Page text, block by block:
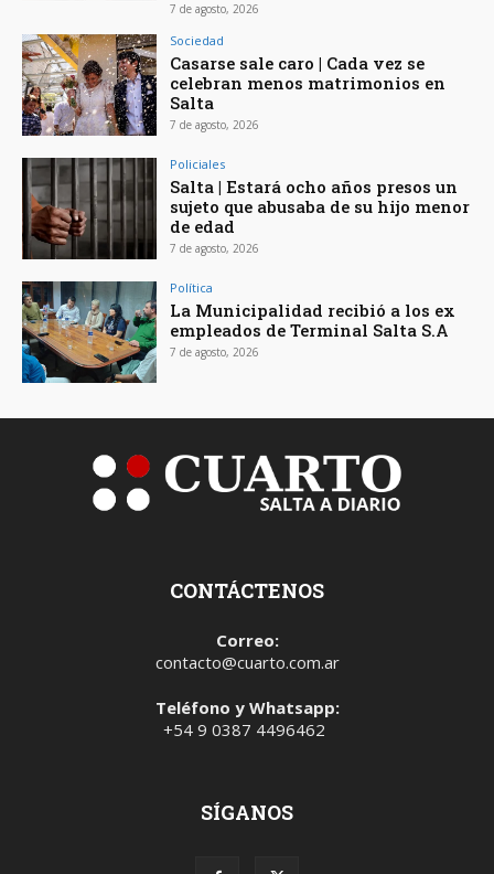
7 de agosto, 2026
Sociedad
Casarse sale caro | Cada vez se
celebran menos matrimonios en
Salta
7 de agosto, 2026
Policiales
Salta | Estará ocho años presos un
sujeto que abusaba de su hijo menor
de edad
7 de agosto, 2026
Política
La Municipalidad recibió a los ex
empleados de Terminal Salta S.A
7 de agosto, 2026
CONTÁCTENOS
Correo:
contacto@cuarto.com.ar
Teléfono y Whatsapp:
+54 9 0387 4496462
SÍGANOS